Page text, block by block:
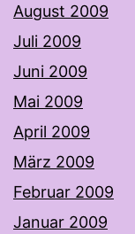
August 2009
Juli 2009
Juni 2009
Mai 2009
April 2009
März 2009
Februar 2009
Januar 2009